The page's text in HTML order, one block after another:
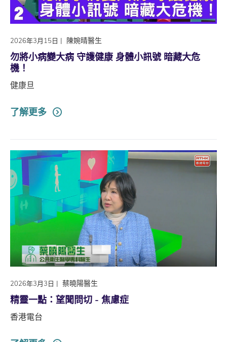
2026年3月15日 | 陳婉晴醫生
勿將小病變大病 守護健康 身體小訊號 暗藏大危
機！
健康旦
了解更多
2026年3月3日 | 蔡曉陽醫生
精靈一點：望聞問切 - 焦慮症
香港電台